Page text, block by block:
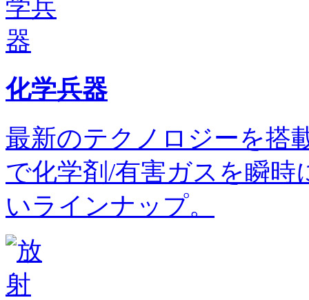
化学兵器
最新のテクノロジーを搭
で化学剤/有害ガスを瞬時
いラインナップ。